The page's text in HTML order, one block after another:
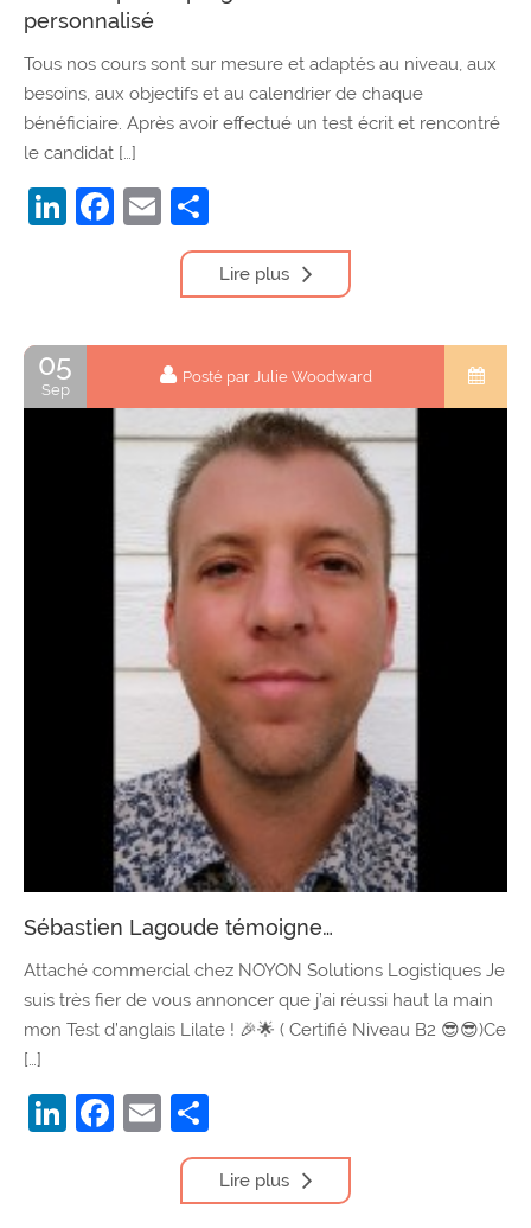
personnalisé
Tous nos cours sont sur mesure et adaptés au niveau, aux
besoins, aux objectifs et au calendrier de chaque
bénéficiaire. Après avoir effectué un test écrit et rencontré
le candidat […]
LinkedIn
Facebook
Email
Lire plus
05
Sep
Posté par Julie Woodward
Sébastien Lagoude témoigne…
Attaché commercial chez NOYON Solutions Logistiques Je
suis très fier de vous annoncer que j’ai réussi haut la main
mon Test d’anglais Lilate ! 🎉🌟 ( Certifié Niveau B2 😎😎)Ce
[…]
LinkedIn
Facebook
Email
Lire plus